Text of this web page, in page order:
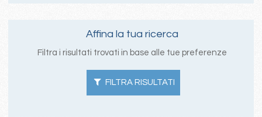
Affina la tua ricerca
Filtra i risultati trovati in base alle tue preferenze
FILTRA RISULTATI